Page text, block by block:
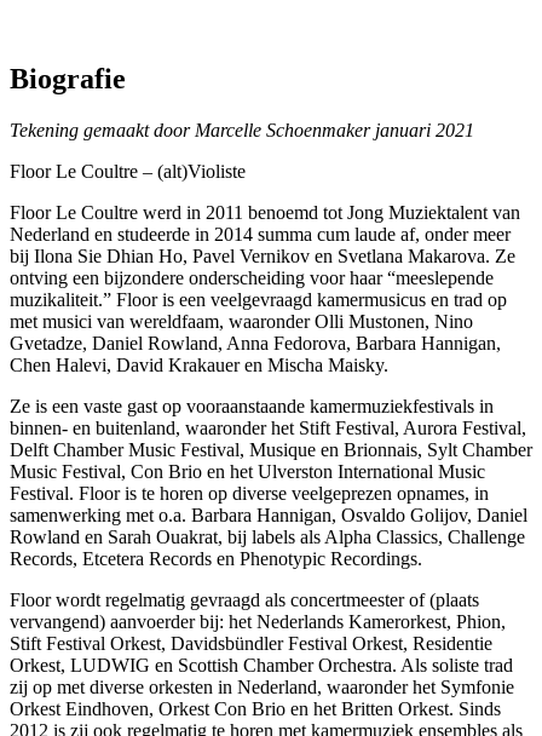
Biografie
Tekening gemaakt door Marcelle Schoenmaker januari 2021
Floor Le Coultre – (alt)Violiste
Floor Le Coultre werd in 2011 benoemd tot Jong Muziektalent van
Nederland en studeerde in 2014 summa cum laude af, onder meer
bij Ilona Sie Dhian Ho, Pavel Vernikov en Svetlana Makarova. Ze
ontving een bijzondere onderscheiding voor haar “meeslepende
muzikaliteit.” Floor is een veelgevraagd kamermusicus en trad op
met musici van wereldfaam, waaronder Olli Mustonen, Nino
Gvetadze, Daniel Rowland, Anna Fedorova, Barbara Hannigan,
Chen Halevi, David Krakauer en Mischa Maisky.
Ze is een vaste gast op vooraanstaande kamermuziekfestivals in
binnen- en buitenland, waaronder het Stift Festival, Aurora Festival,
Delft Chamber Music Festival, Musique en Brionnais, Sylt Chamber
Music Festival, Con Brio en het Ulverston International Music
Festival. Floor is te horen op diverse veelgeprezen opnames, in
samenwerking met o.a. Barbara Hannigan, Osvaldo Golijov, Daniel
Rowland en Sarah Ouakrat, bij labels als Alpha Classics, Challenge
Records, Etcetera Records en Phenotypic Recordings.
Floor wordt regelmatig gevraagd als concertmeester of (plaats
vervangend) aanvoerder bij: het Nederlands Kamerorkest, Phion,
Stift Festival Orkest, Davidsbündler Festival Orkest, Residentie
Orkest, LUDWIG en Scottish Chamber Orchestra. Als soliste trad
zij op met diverse orkesten in Nederland, waaronder het Symfonie
Orkest Eindhoven, Orkest Con Brio en het Britten Orkest. Sinds
2012 is zij ook regelmatig te horen met kamermuziek ensembles als